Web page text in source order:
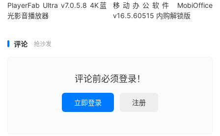
PlayerFab Ultra v7.0.5.8 4K蓝
光影音播放器
移动办公软件 MobiOffice
v16.5.60515 内购解锁版
评论 抢沙发
评论前必须登录！
立即登录 注册